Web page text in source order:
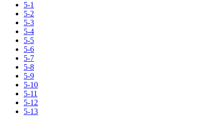
5-1
5-2
5-3
5-4
5-5
5-6
5-7
5-8
5-9
5-10
5-11
5-12
5-13